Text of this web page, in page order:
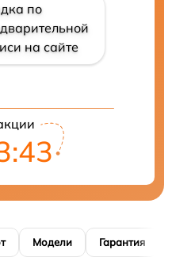
по
на сайте
Модели Гарантия